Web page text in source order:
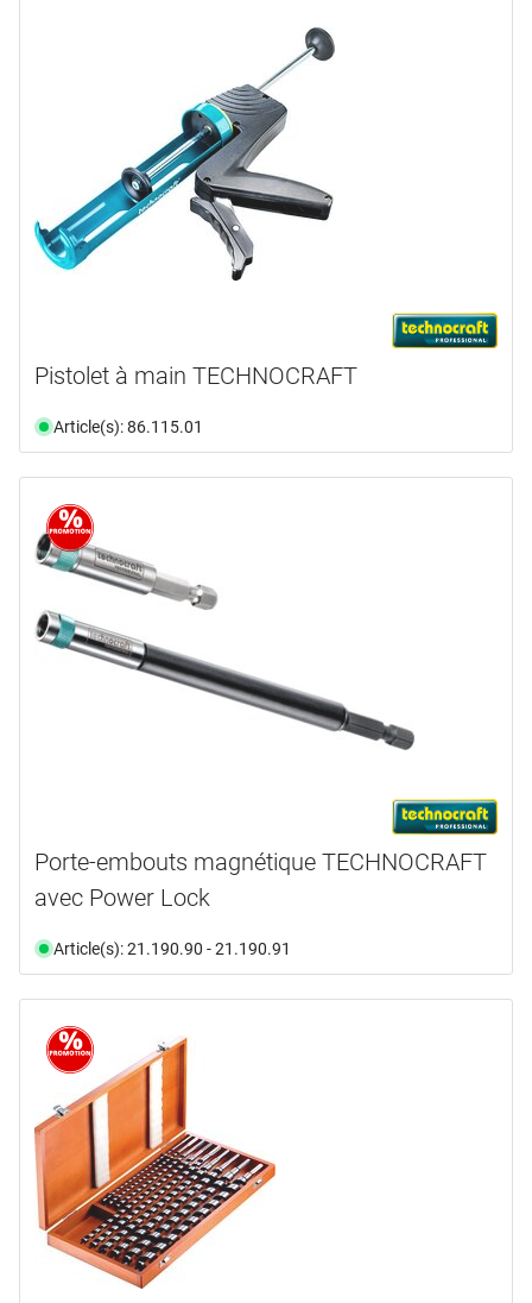
Pistolet à main TECHNOCRAFT
Article(s): 86.115.01
Porte-embouts magnétique TECHNOCRAFT
avec Power Lock
Article(s): 21.190.90 - 21.190.91